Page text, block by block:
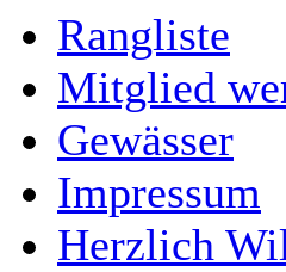
Rangliste
Mitglied
Gewässer
Impressum
Herzlich